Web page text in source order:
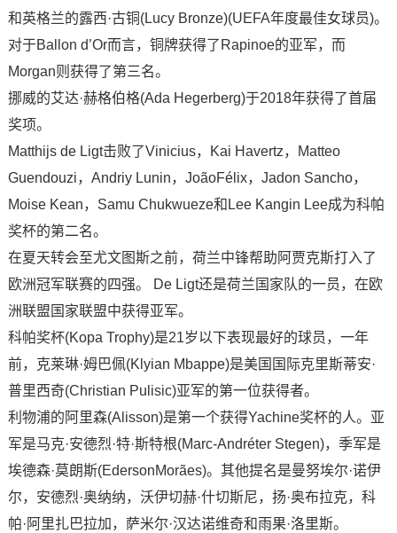
和英格兰的露西·古铜(Lucy Bronze)(UEFA年度最佳女球员)。
对于Ballon d’Or而言，铜牌获得了Rapinoe的亚军，而
Morgan则获得了第三名。
挪威的艾达·赫格伯格(Ada Hegerberg)于2018年获得了首届
奖项。
Matthijs de Ligt击败了Vinicius，Kai Havertz，Matteo
Guendouzi，Andriy Lunin，JoãoFélix，Jadon Sancho，
Moise Kean，Samu Chukwueze和Lee Kangin Lee成为科帕
奖杯的第二名。
在夏天转会至尤文图斯之前，荷兰中锋帮助阿贾克斯打入了
欧洲冠军联赛的四强。 De Ligt还是荷兰国家队的一员，在欧
洲联盟国家联盟中获得亚军。
科帕奖杯(Kopa Trophy)是21岁以下表现最好的球员，一年
前，克莱琳·姆巴佩(Klyian Mbappe)是美国国际克里斯蒂安·
普里西奇(Christian Pulisic)亚军的第一位获得者。
利物浦的阿里森(Alisson)是第一个获得Yachine奖杯的人。亚
军是马克·安德烈·特·斯特根(Marc-Andréter Stegen)，季军是
埃德森·莫朗斯(EdersonMorães)。其他提名是曼努埃尔·诺伊
尔，安德烈·奥纳纳，沃伊切赫·什切斯尼，扬·奥布拉克，科
帕·阿里扎巴拉加，萨米尔·汉达诺维奇和雨果·洛里斯。